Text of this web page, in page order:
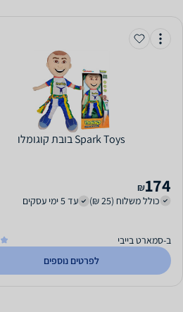
Spark Toys בובת קוגומלו
174
₪
כולל משלוח (25 ₪)
עד 5 ימי עסקים
ב-סמארט בייבי
לפרטים נוספים